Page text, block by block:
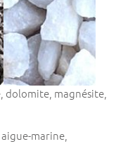
dolomite, magnésite,
marine,